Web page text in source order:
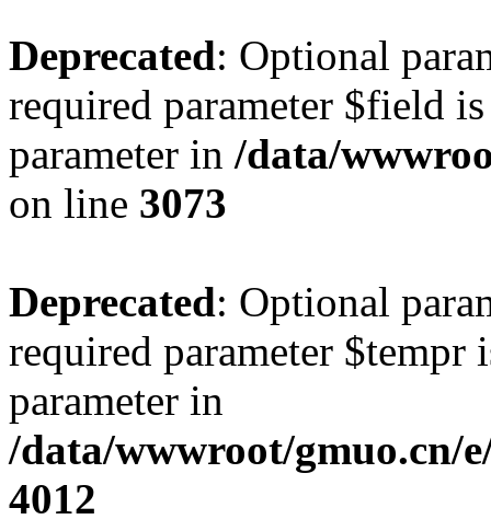
Deprecated: Optional
required parameter $field
parameter in /data/
on line 3073
Deprecated: Optional
required parameter
parameter in
/data/wwwroot/gmuo.cn/
4012